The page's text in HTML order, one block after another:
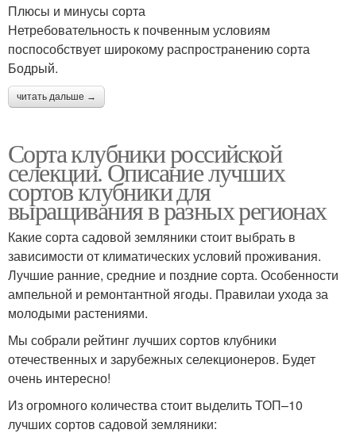
Плюсы и минусы сорта
Нетребовательность к почвенным условиям
поспособствует широкому распространению сорта
Бодрый.
читать дальше →
Сорта клубники российской
селекции. Описание лучших
сортов клубники для
выращивания в разных регионах
Какие сорта садовой земляники стоит выбрать в
зависимости от климатических условий проживания.
Лучшие ранние, средние и поздние сорта. Особенности
ампельной и ремонтантной ягоды. Правилаи ухода за
молодыми растениями.
Мы собрали рейтинг лучших сортов клубники
отечественных и зарубежных селекционеров. Будет
очень интересно!
Из огромного количества стоит выделить ТОП–10
лучших сортов садовой земляники: